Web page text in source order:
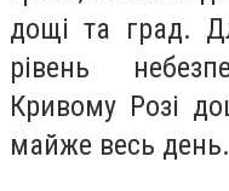
дощі та град.
рівень
Кривому Розі
майже весь день.